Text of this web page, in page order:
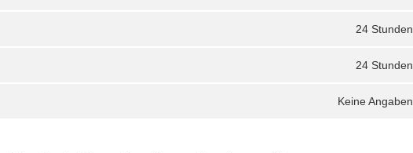
24 Stunden
24 Stunden
Keine Angaben